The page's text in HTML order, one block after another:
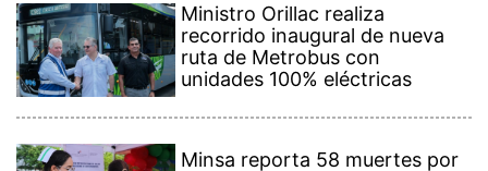
Ministro Orillac realiza
recorrido inaugural de nueva
ruta de Metrobus con
unidades 100% eléctricas
Minsa reporta 58 muertes por